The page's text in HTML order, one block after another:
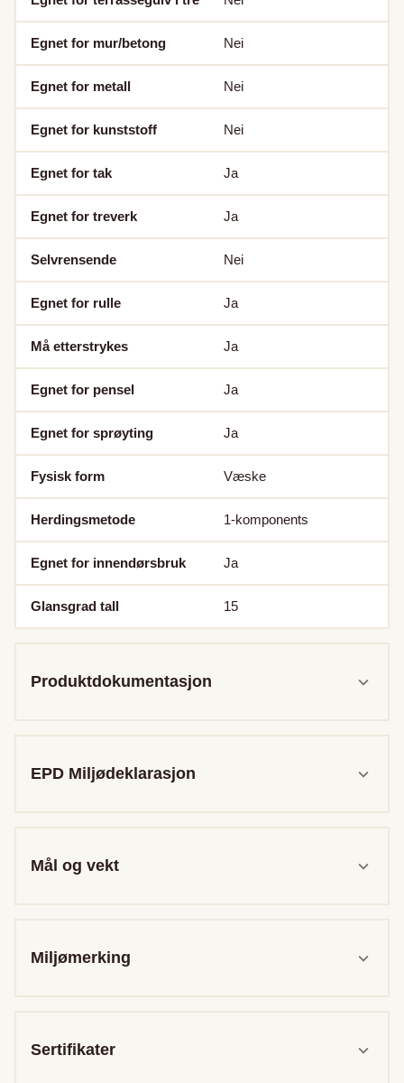
Egnet for mur/betong Nei
Egnet for metall Nei
Egnet for kunststoff Nei
Egnet for tak Ja
Egnet for treverk Ja
Selvrensende Nei
Egnet for rulle Ja
Må etterstrykes Ja
Egnet for pensel Ja
Egnet for sprøyting Ja
Fysisk form Væske
Herdingsmetode 1-komponents
Egnet for innendørsbruk Ja
Glansgrad tall 15
Produktdokumentasjon
EPD Miljødeklarasjon
Mål og vekt
Miljømerking
Sertifikater